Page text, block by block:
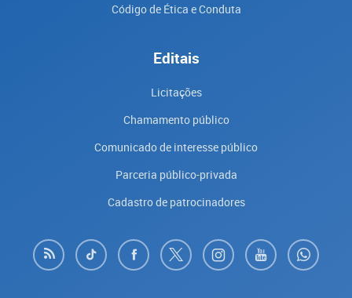
Código de Ética e Conduta
Editais
Licitações
Chamamento público
Comunicado de interesse público
Parceria público-privada
Cadastro de patrocinadores